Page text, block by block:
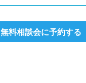
無料相談会に予約する